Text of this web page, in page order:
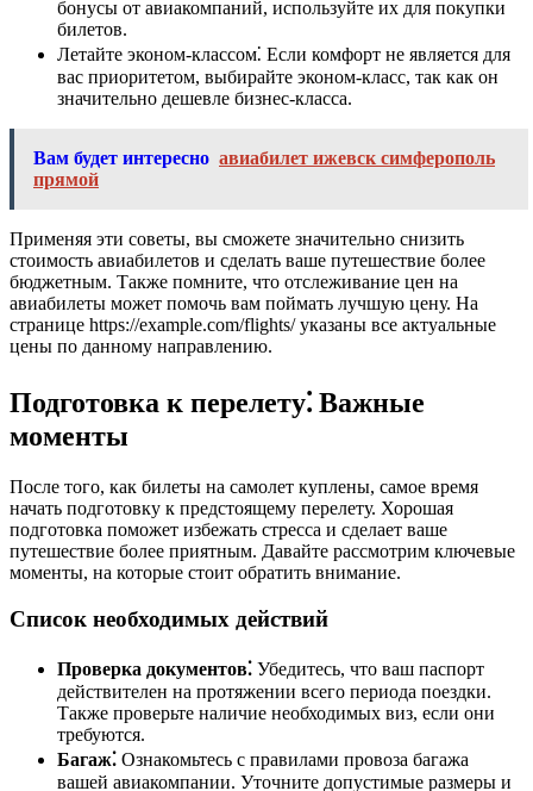
бонусы от авиакомпаний, используйте их для покупки
билетов.
Летайте эконом-классом⁚ Если комфорт не является для
вас приоритетом, выбирайте эконом-класс, так как он
значительно дешевле бизнес-класса.
Вам будет интересно авиабилет ижевск симферополь
прямой
Применяя эти советы, вы сможете значительно снизить
стоимость авиабилетов и сделать ваше путешествие более
бюджетным. Также помните, что отслеживание цен на
авиабилеты может помочь вам поймать лучшую цену. На
странице https://example.com/flights/ указаны все актуальные
цены по данному направлению.
Подготовка к перелету⁚ Важные
моменты
После того, как билеты на самолет куплены, самое время
начать подготовку к предстоящему перелету. Хорошая
подготовка поможет избежать стресса и сделает ваше
путешествие более приятным. Давайте рассмотрим ключевые
моменты, на которые стоит обратить внимание.
Список необходимых действий
Проверка документов⁚ Убедитесь, что ваш паспорт
действителен на протяжении всего периода поездки.
Также проверьте наличие необходимых виз, если они
требуются.
Багаж⁚ Ознакомьтесь с правилами провоза багажа
вашей авиакомпании. Уточните допустимые размеры и